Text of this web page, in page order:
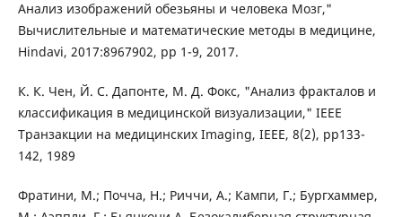
Анализ изображений обезьяны и человека Мозг,"
Вычислительные и математические методы в медицине,
Hindavi, 2017:8967902, pp 1-9, 2017.
К. К. Чен, Й. С. Дапонте, М. Д. Фокс, "Анализ фракталов и
классификация в медицинской визуализации," IEEE
Транзакции на медицинских Imaging, IEEE, 8(2), pp133-
142, 1989
Фратини, М.; Почча, Н.; Риччи, А.; Кампи, Г.; Бургхаммер,